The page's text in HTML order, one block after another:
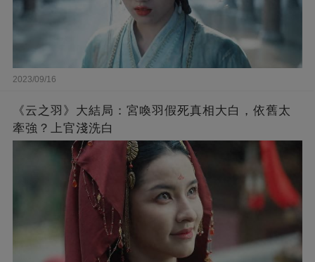
2023/09/16
《云之羽》大結局：宮喚羽假死真相大白，依舊太
牽強？上官淺洗白